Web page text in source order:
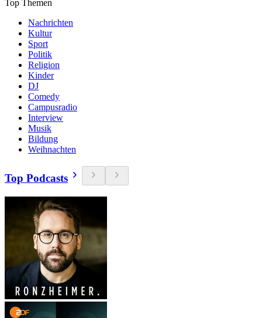
Top Themen
Nachrichten
Kultur
Sport
Politik
Religion
Kinder
DJ
Comedy
Campusradio
Interview
Musik
Bildung
Weihnachten
Top Podcasts